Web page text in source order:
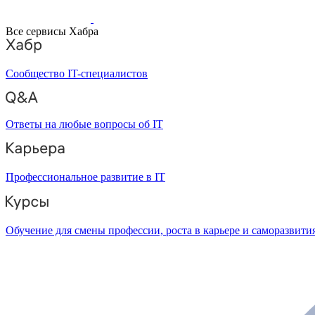
Все сервисы Хабра
Сообщество IT-специалистов
Ответы на любые вопросы об IT
Профессиональное развитие в IT
Обучение для смены профессии, роста в карьере и